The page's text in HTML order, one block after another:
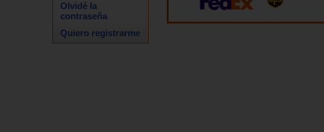
Olvidé la
contraseña
Quiero registrarme